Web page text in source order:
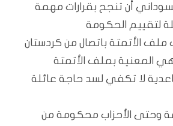
أن تنجح بقرارات مهمة
لتقييم الحكومة
ملف الأتمتة باتصال من كردستان
هي المعنية بملف الأتمتة
لا تكفي لسد حاجة عائلة
وحتى الأحزاب محكومة من